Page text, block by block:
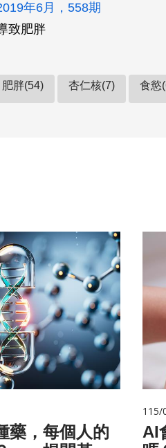
年6月，558期
致肥胖
肥胖(54) 杏仁核(7) 食慾
藥，每個人的
115/
AI